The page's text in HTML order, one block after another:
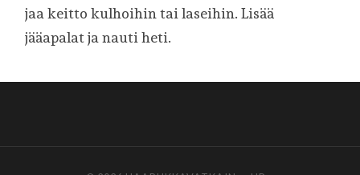
jaa keitto kulhoihin tai laseihin. Lisää
jääapalat ja nauti heti.